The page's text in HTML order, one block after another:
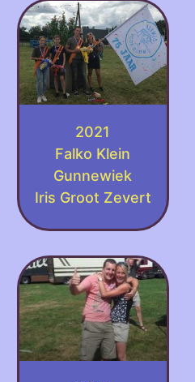
2021
Falko Klein
Gunnewiek
Iris Groot Zevert